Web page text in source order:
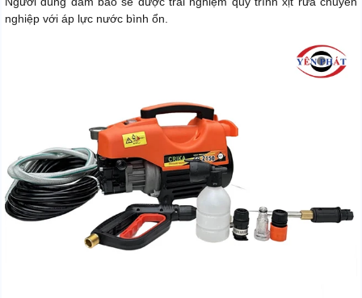
nghiệp với áp lực nước bình ổn.